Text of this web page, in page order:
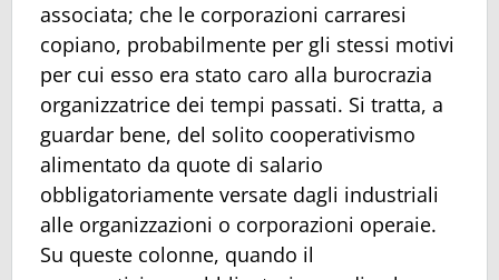
associata; che le corporazioni carraresi
copiano, probabilmente per gli stessi motivi
per cui esso era stato caro alla burocrazia
organizzatrice dei tempi passati. Si tratta, a
guardar bene, del solito cooperativismo
alimentato da quote di salario
obbligatoriamente versate dagli industriali
alle organizzazioni o corporazioni operaie.
Su queste colonne, quando il